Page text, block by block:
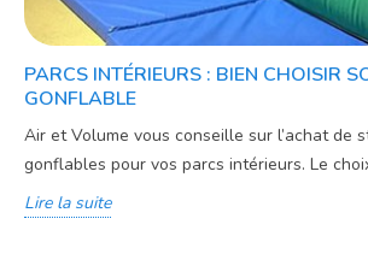
PARCS INTÉRIEURS : BIEN CHOISIR
GONFLABLE
Air et Volume vous conseille sur l’achat de
gonflables pour vos parcs intérieurs. Le
Lire la suite